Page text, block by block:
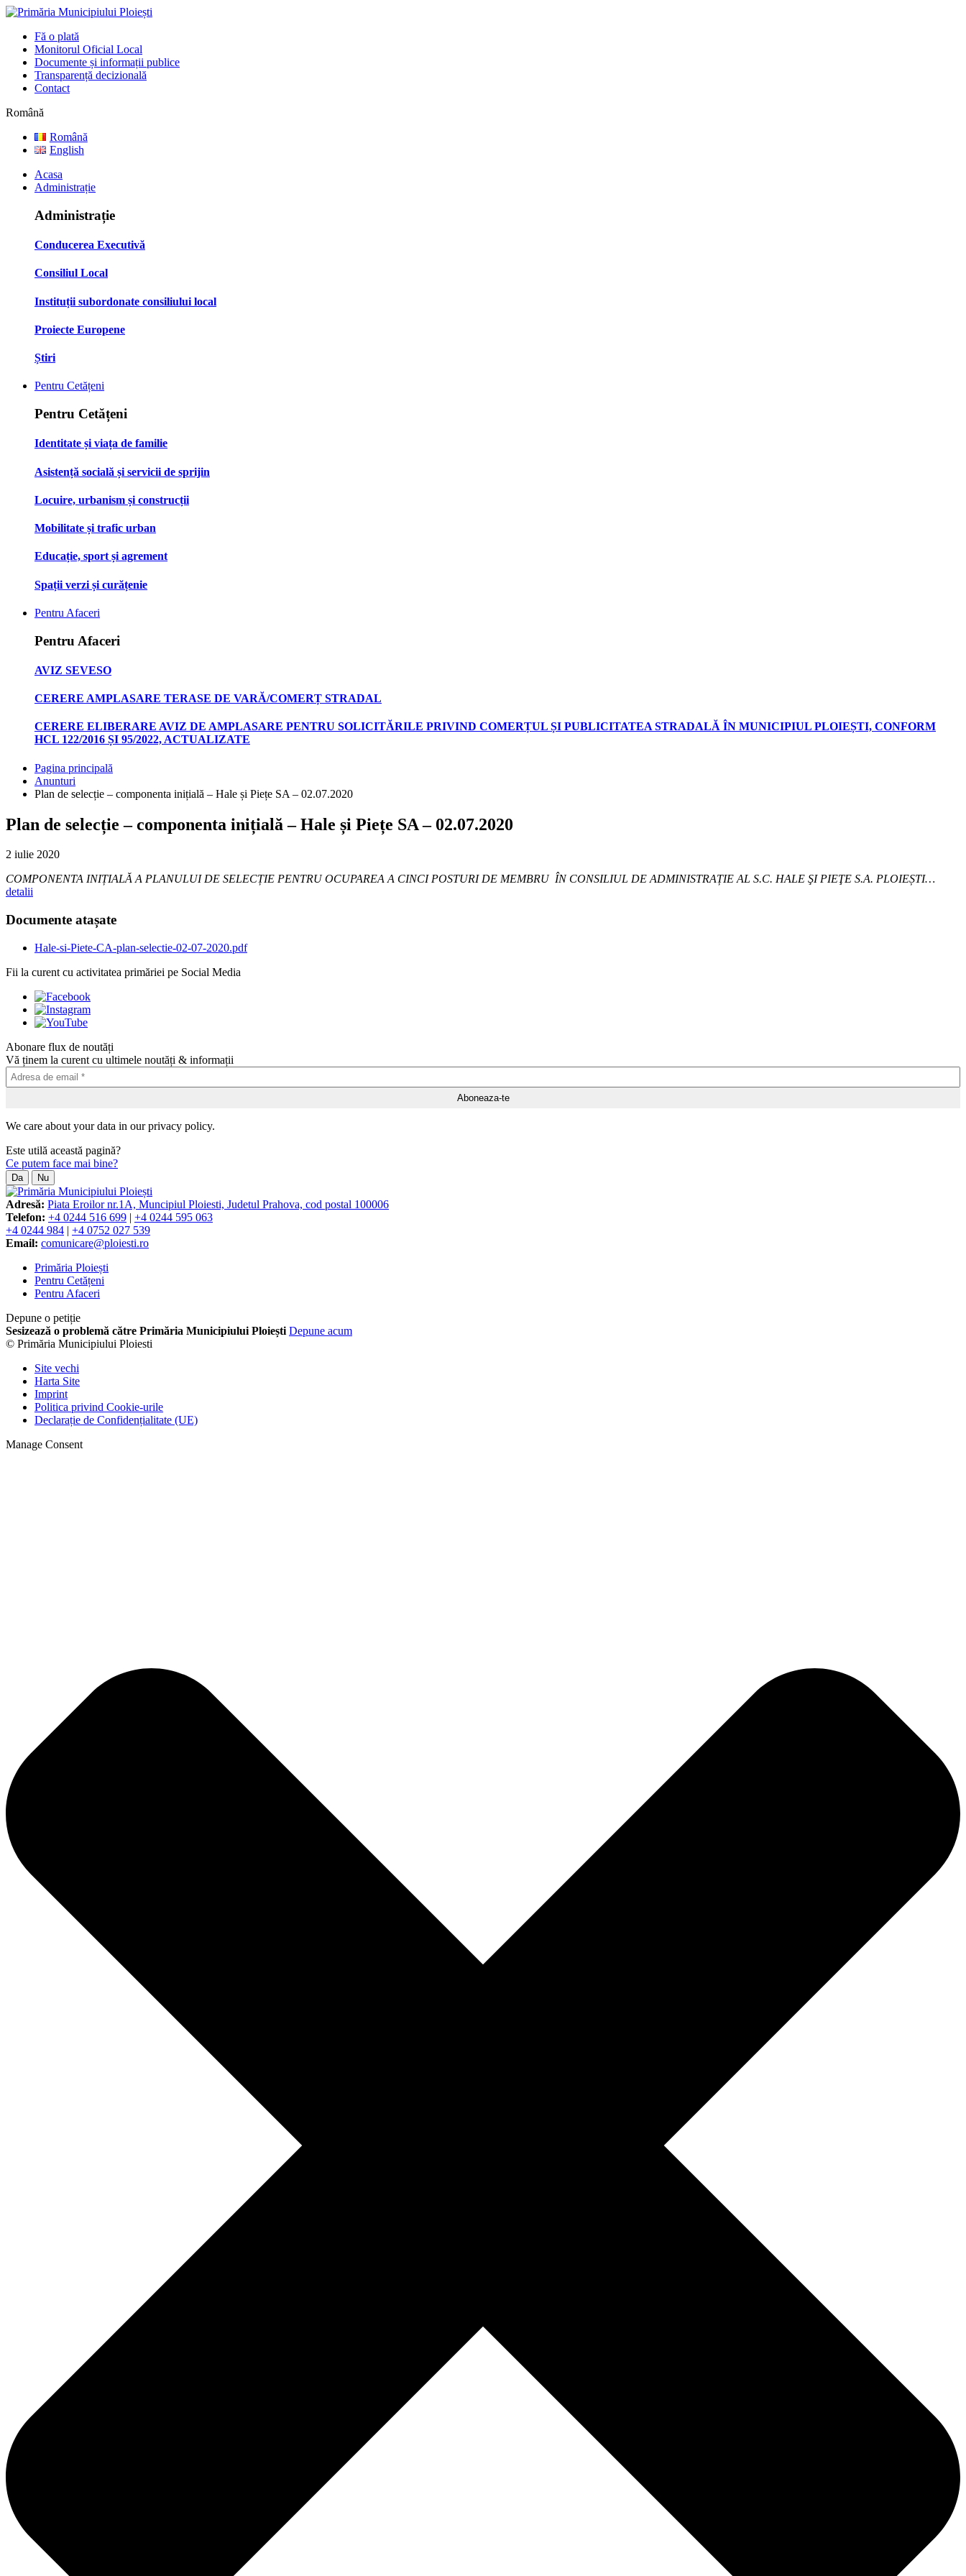
Fă o plată
Monitorul Oficial Local
Documente și informații publice
Transparență decizională
Contact
Română
Română
English
Acasa
Administrație
Administrație
Conducerea Executivă
Consiliul Local
Instituții subordonate consiliului local
Proiecte Europene
Știri
Pentru Cetățeni
Pentru Cetățeni
Identitate și viața de familie
Asistență socială și servicii de sprijin
Locuire, urbanism și construcții
Mobilitate și trafic urban
Educație, sport și agrement
Spații verzi și curățenie
Pentru Afaceri
Pentru Afaceri
AVIZ SEVESO
CERERE AMPLASARE TERASE DE VARĂ/COMERȚ STRADAL
CERERE ELIBERARE AVIZ DE AMPLASARE PENTRU SOLICITĂRILE PRIVIND COMERȚUL ȘI PUBLICITATEA STRADALĂ ÎN MUNICIPIUL PLOIEȘTI, CONFORM
HCL 122/2016 ȘI 95/2022, ACTUALIZATE
Pagina principală
Anunturi
Plan de selecție – componenta inițială – Hale și Piețe SA – 02.07.2020
Plan de selecție – componenta inițială – Hale și Piețe SA – 02.07.2020
2 iulie 2020
COMPONENTA INIȚIALĂ A PLANULUI DE SELECȚIE PENTRU OCUPAREA A CINCI POSTURI DE MEMBRU ÎN CONSILIUL DE ADMINISTRAȚIE AL S.C. HALE ŞI PIEŢE S.A. PLOIEȘTI…
detalii
Documente atașate
Hale-si-Piete-CA-plan-selectie-02-07-2020.pdf
Fii la curent cu activitatea primăriei pe Social Media
Abonare flux de noutăți
Vă ținem la curent cu ultimele noutăți & informații
We care about your data in our privacy policy.
Este utilă această pagină?
Ce putem face mai bine?
Da Nu
Adresă: Piata Eroilor nr.1A, Muncipiul Ploiesti, Judetul Prahova, cod postal 100006
Telefon: +4 0244 516 699 | +4 0244 595 063
+4 0244 984 | +4 0752 027 539
Email: comunicare@ploiesti.ro
Primăria Ploiești
Pentru Cetățeni
Pentru Afaceri
Depune o petiție
Sesizează o problemă către Primăria Municipiului Ploiești Depune acum
© Primăria Municipiului Ploiesti
Site vechi
Harta Site
Imprint
Politica privind Cookie-urile
Declarație de Confidențialitate (UE)
Manage Consent